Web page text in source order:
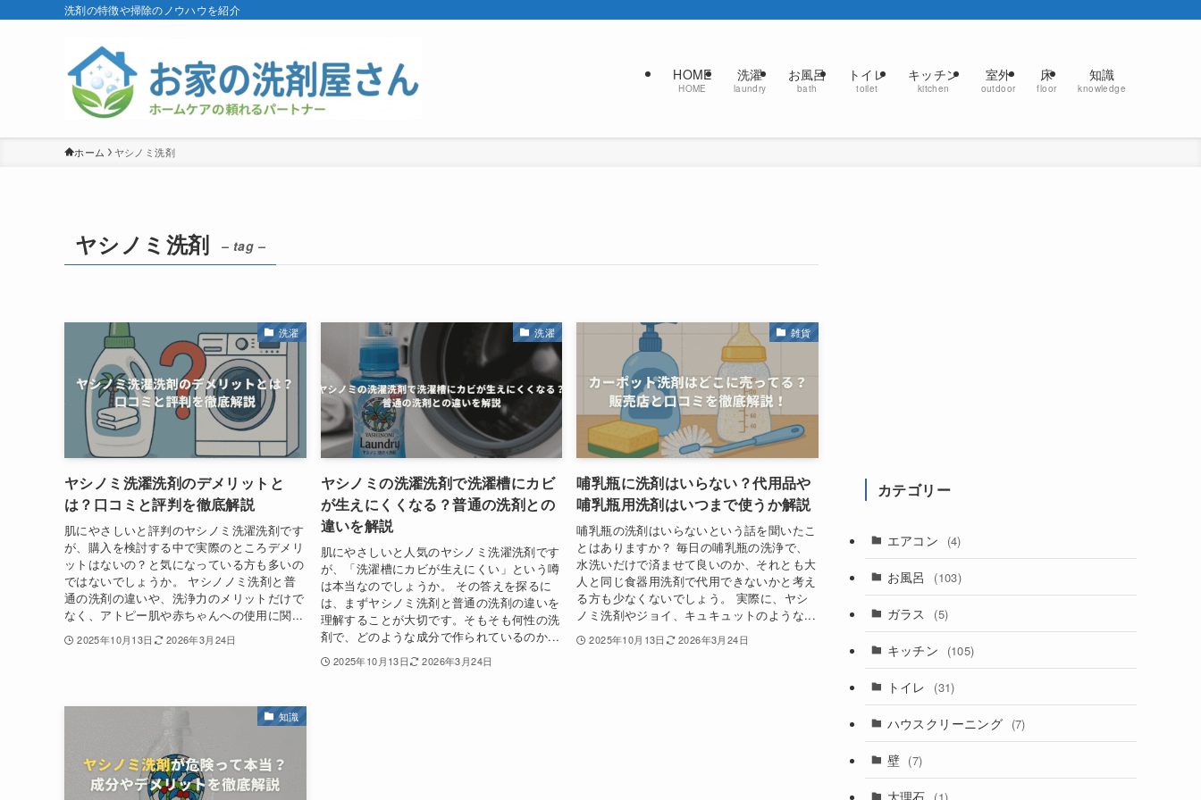
洗剤の特徴や掃除のノウハウを紹介
HOME
HOME
洗濯
laundry
お風呂
bath
トイレ
toilet
キッチン
kitchen
室外
outdoor
床
floor
知識
knowledge
ホーム ヤシノミ洗剤
ヤシノミ洗剤 – tag –
洗濯
ヤシノミ洗濯洗剤のデメリットと
は？口コミと評判を徹底解説
肌にやさしいと評判のヤシノミ洗濯洗剤です
が、購入を検討する中で実際のところデメリ
ットはないの？と気になっている方も多いの
ではないでしょうか。 ヤシノノミ洗剤と普
通の洗剤の違いや、洗浄力のメリットだけで
なく、アトピー肌や赤ちゃんへの使用に関...
2025年10月13日 2026年3月24日
洗濯
ヤシノミの洗濯洗剤で洗濯槽にカビ
が生えにくくなる？普通の洗剤との
違いを解説
肌にやさしいと人気のヤシノミ洗濯洗剤です
が、「洗濯槽にカビが生えにくい」という噂
は本当なのでしょうか。 その答えを探るに
は、まずヤシノミ洗剤と普通の洗剤の違いを
理解することが大切です。そもそも何性の洗
剤で、どのような成分で作られているのか...
2025年10月13日 2026年3月24日
雑貨
哺乳瓶に洗剤はいらない？代用品や
哺乳瓶用洗剤はいつまで使うか解説
哺乳瓶の洗剤はいらないという話を聞いたこ
とはありますか？ 毎日の哺乳瓶の洗浄で、
水洗いだけで済ませて良いのか、それとも大
人と同じ食器用洗剤で代用できないかと考え
る方も少なくないでしょう。 実際に、ヤシ
ノミ洗剤やジョイ、キュキュットのような...
2025年10月13日 2026年3月24日
知識
カテゴリー
エアコン (4)
お風呂 (103)
ガラス (5)
キッチン (105)
トイレ (31)
ハウスクリーニング (7)
壁 (7)
大理石 (1)